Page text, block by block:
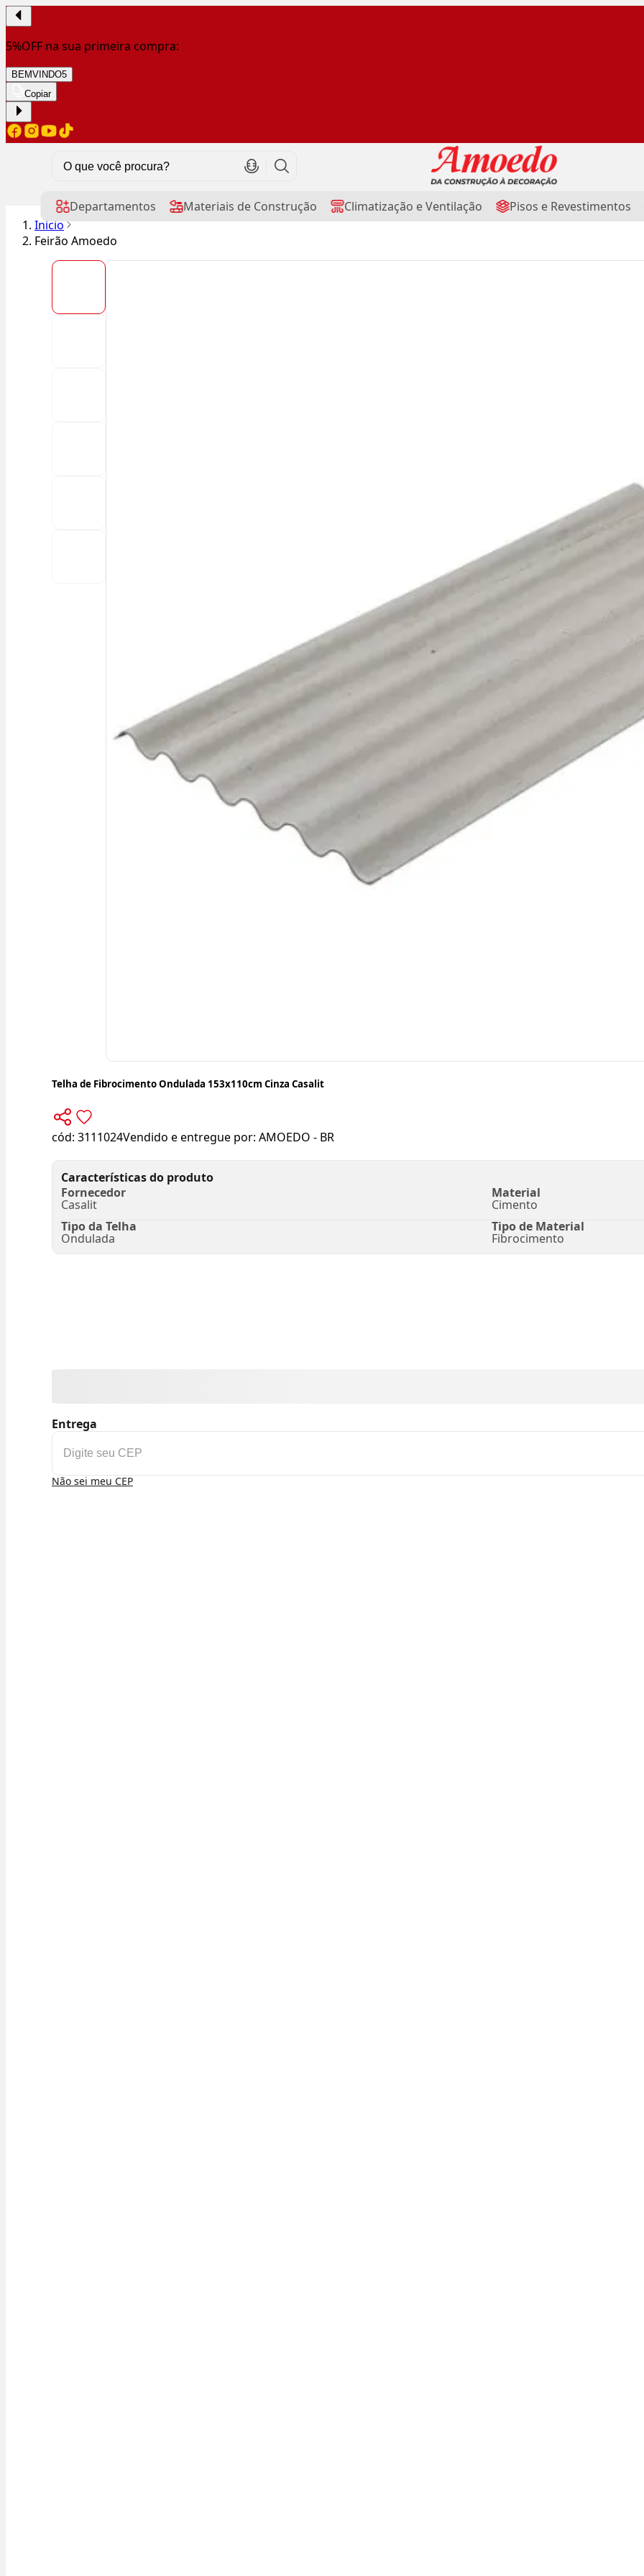
5%OFF na sua primeira compra:
BEMVINDO5
Copiar
Departamentos Materiais de Construção Climatização e Ventilação Pisos e Revestimentos
Início
Feirão Amoedo
Telha de Fibrocimento Ondulada 153x110cm Cinza Casalit
cód: 3111024Vendido e entregue por: AMOEDO - BR
Características do produto
Fornecedor
Casalit
Material
Cimento
Tipo da Telha
Ondulada
Tipo de Material
Fibrocimento
Entrega
Não sei meu CEP